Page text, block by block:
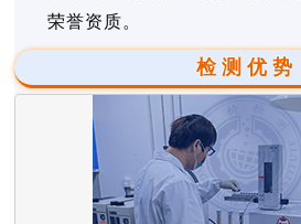
荣誉资质。
检测优势